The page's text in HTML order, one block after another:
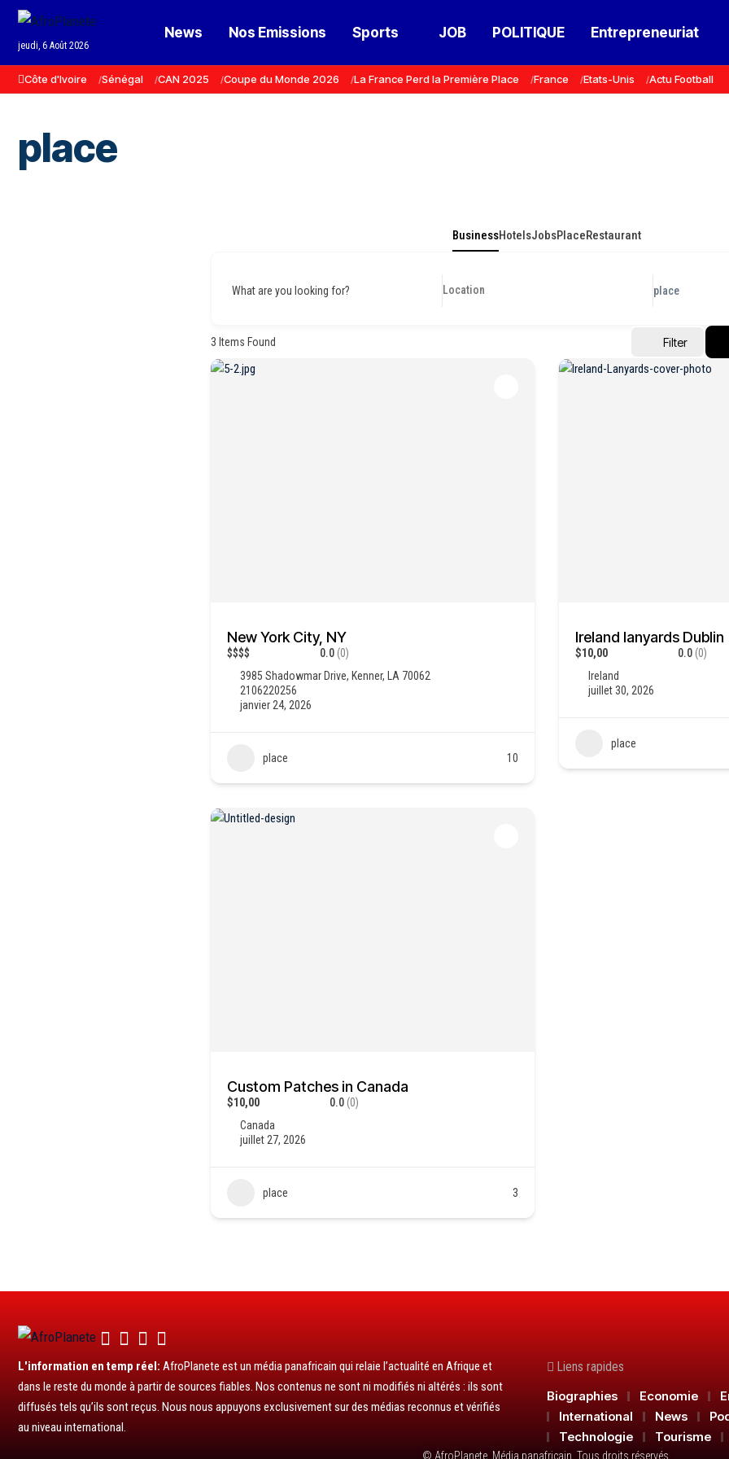
jeudi, 6 Août 2026
News Nos Emissions Sports JOB POLITIQUE Entrepreneuriat
Côte d'Ivoire Sénégal CAN 2025 Coupe du Monde 2026 La France Perd la Première Place France Etats-Unis Actu Football
place
BusinessHotelsJobsPlaceRestaurant
What are you looking for? place
3 Items Found Filter
New York City, NY
$$$$ 0.0 (0)
3985 Shadowmar Drive, Kenner, LA 70062
2106220256
janvier 24, 2026
place 10
Ireland lanyards Dublin
$10,00 0.0 (0)
Ireland
juillet 30, 2026
place
Custom Patches in Canada
$10,00 0.0 (0)
Canada
juillet 27, 2026
place 3
L'information en temp réel: AfroPlanete est un média panafricain qui relaie l’actualité en Afrique et
dans le reste du monde à partir de sources fiables. Nos contenus ne sont ni modifiés ni altérés : ils sont
diffusés tels qu’ils sont reçus. Nous nous appuyons exclusivement sur des médias reconnus et vérifiés
au niveau international.
Liens rapides
Biographies
Economie
International
News
Technologie
Tourisme
© AfroPlanete. Média panafricain. Tous droits réservés.